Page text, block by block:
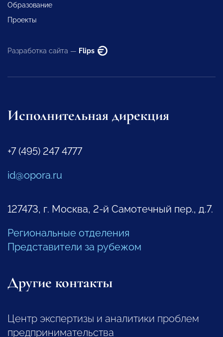
Образование
Проекты
Разработка сайта — Flips
Исполнительная дирекция
+7 (495) 247 4777
id@opora.ru
127473, г. Москва, 2-й Самотечный пер., д.7.
Региональные отделения
Представители за рубежом
Другие контакты
Центр экспертизы и аналитики проблем
предпринимательства